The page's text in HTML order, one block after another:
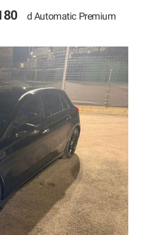
d Automatic Premium